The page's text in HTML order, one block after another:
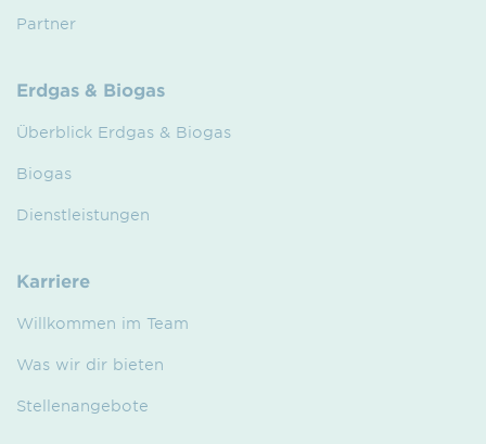
Partner
Erdgas & Biogas
Überblick Erdgas & Biogas
Biogas
Dienstleistungen
Karriere
Willkommen im Team
Was wir dir bieten
Stellenangebote